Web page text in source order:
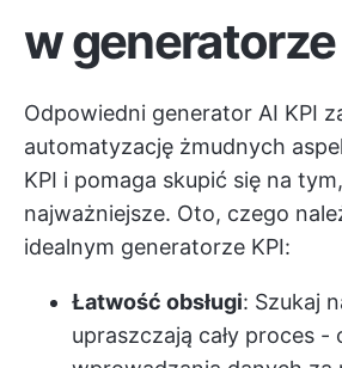
w generatorze
Odpowiedni generator AI KPI
automatyzację żmudnych
KPI i pomaga skupić się na
najważniejsze. Oto, czego
idealnym generatorze KPI:
Łatwość obsługi: Szukaj
upraszczają cały proces -